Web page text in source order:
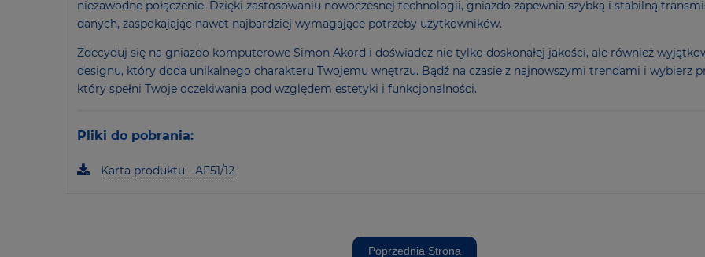
niezawodne połączenie. Dzięki zastosowaniu nowoczesnej technologii, gniazdo zapewnia szybką i stabilną
danych, zaspokajając nawet najbardziej wymagające potrzeby użytkowników.
Zdecyduj się na gniazdo komputerowe Simon Akord i doświadcz nie tylko doskonałej jakości, ale również
designu, który doda unikalnego charakteru Twojemu wnętrzu. Bądź na czasie z najnowszymi trendami i wybierz
który spełni Twoje oczekiwania pod względem estetyki i funkcjonalności.
Pliki do pobrania:
Karta produktu - AF51/12
Poprzednia Strona